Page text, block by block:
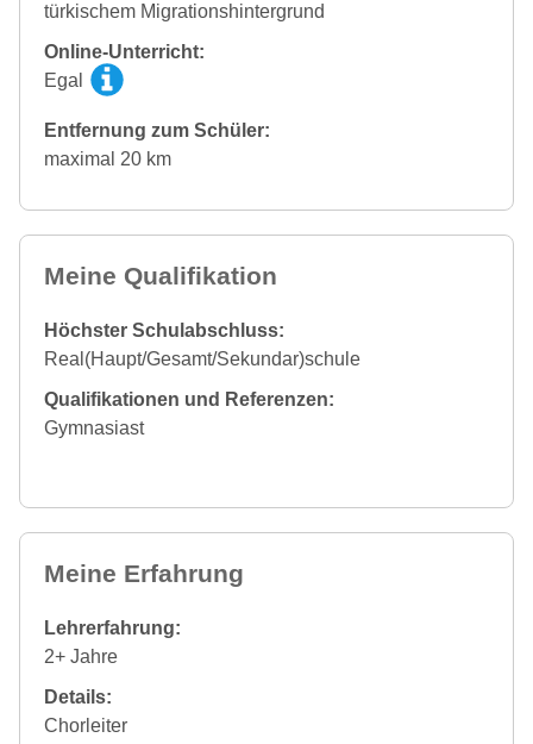
türkischem Migrationshintergrund
Online-Unterricht:
Egal
Entfernung zum Schüler:
maximal 20 km
Meine Qualifikation
Höchster Schulabschluss:
Real(Haupt/Gesamt/Sekundar)schule
Qualifikationen und Referenzen:
Gymnasiast
Meine Erfahrung
Lehrerfahrung:
2+ Jahre
Details:
Chorleiter